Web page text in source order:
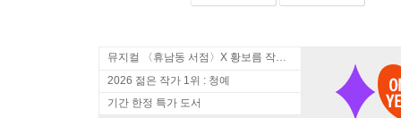
뮤지컬 〈휴남동 서점〉X 황보름 작가 북토크
2026 젊은 작가 1위 : 청예
기간 한정 특가 도서